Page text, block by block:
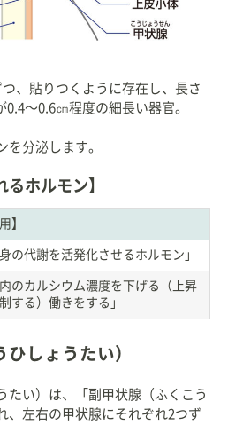
、貼りつくように存在し、長さ
〜0.6㎝程度の細長い器官。
を分泌します。
るホルモン】
】
身の代謝を活発化させるホルモン」
内のカルシウム濃度を下げる（上昇
する）働きをする」
ひしょうたい）
たい）は、「副甲状腺（ふくこう
、左右の甲状腺にそれぞれ2つず